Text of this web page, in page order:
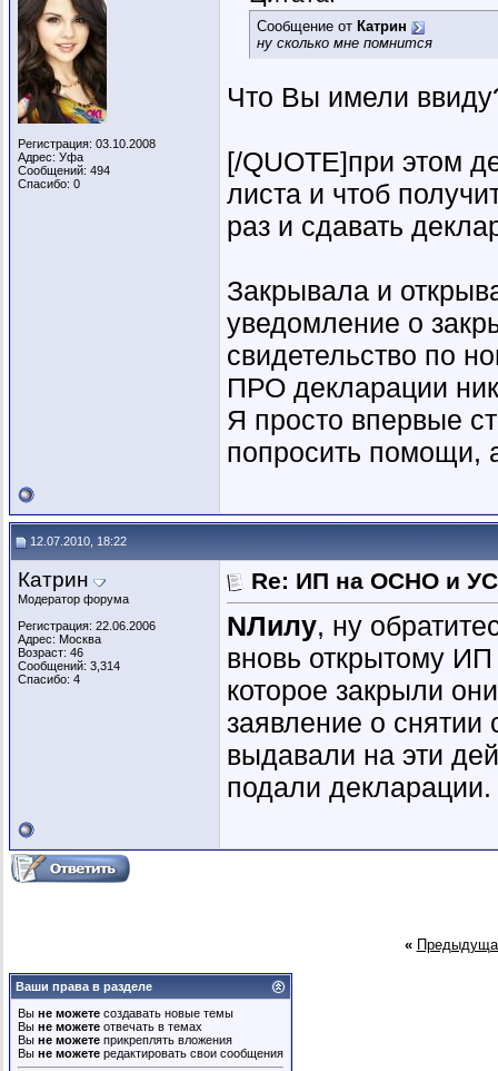
Регистрация: 03.10.2008
Адрес: Уфа
Сообщений: 494
Спасибо: 0
Сообщение от Катрин
ну сколько мне помнится
Что Вы имели
[/QUOTE]при этом
листа и чтоб
раз и сдавать
Закрывала и
уведомление о
свидетельство по
ПРО декларации
Я просто впервые
попросить помощи,
12.07.2010, 18:22
Катрин
Модератор форума
Регистрация: 22.06.2006
Адрес: Москва
Возраст: 46
Сообщений: 3,314
Спасибо: 4
Re: ИП на ОСНО и
NЛилу, ну
вновь открытому ИП
которое закрыли
заявление о снятии
выдавали на эти
подали декларации.
«
Ваши права в разделе
Вы не можете создавать новые темы
Вы не можете отвечать в темах
Вы не можете прикреплять вложения
Вы не можете редактировать свои сообщения